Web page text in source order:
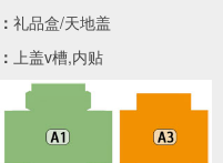
礼品盒/天地盖
上盖v槽,内贴